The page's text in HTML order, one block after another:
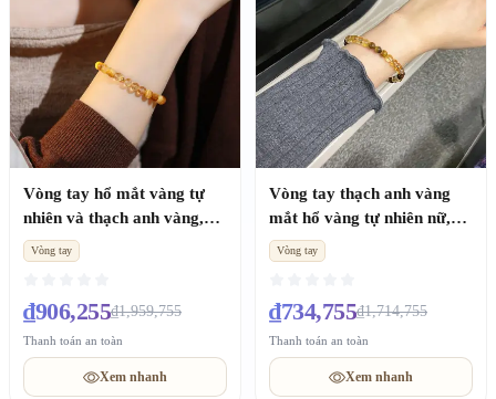
Vòng tay hổ mắt vàng tự
nhiên và thạch anh vàng,
trang sức nữ thu hút tài lộc
quà tặng
Vòng tay
₫906,255₫1,959,755
Thanh toán an toàn
Xem nhanh
Vòng tay thạch anh vàng
mắt hổ vàng tự nhiên nữ,
quà tặng thu hút tài lộc
chuyển vận
Vòng tay
₫734,755₫1,714,755
Thanh toán an toàn
Xem nhanh